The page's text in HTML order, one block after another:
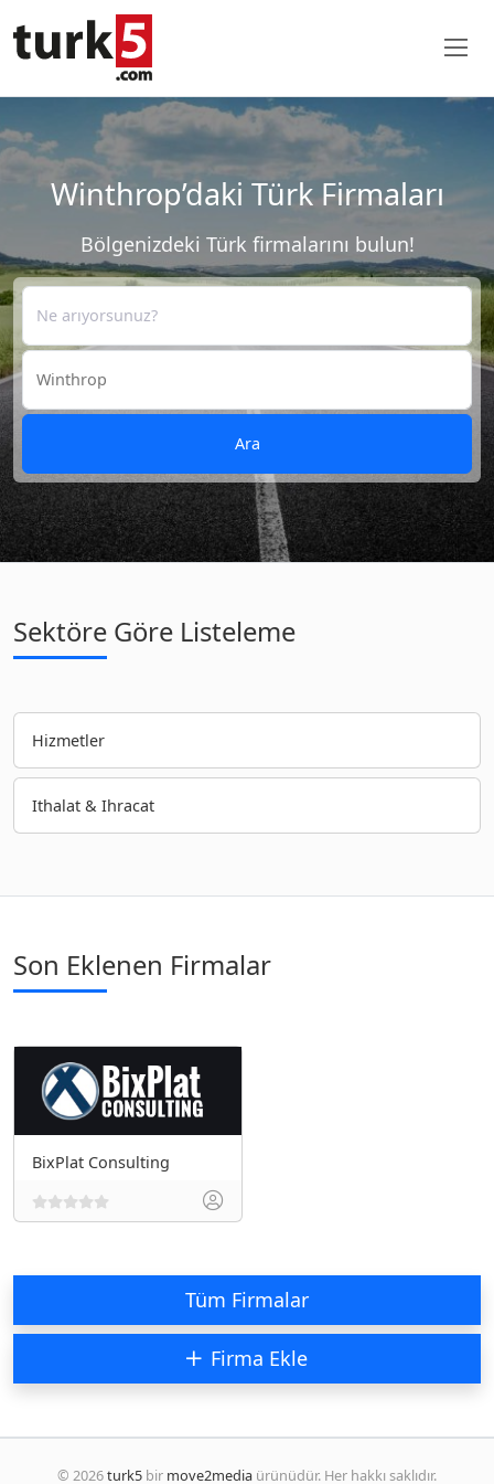
Winthrop’daki Türk Firmaları
Bölgenizdeki Türk firmalarını bulun!
Ara
Sektöre Göre Listeleme
Hizmetler
Ithalat & Ihracat
Son Eklenen Firmalar
BixPlat Consulting
Tüm Firmalar
Firma Ekle
© 2026turk5 bir move2media ürünüdür. Her hakkı saklıdır.